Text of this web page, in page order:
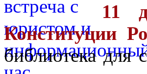
11
Конституции
библиотека для